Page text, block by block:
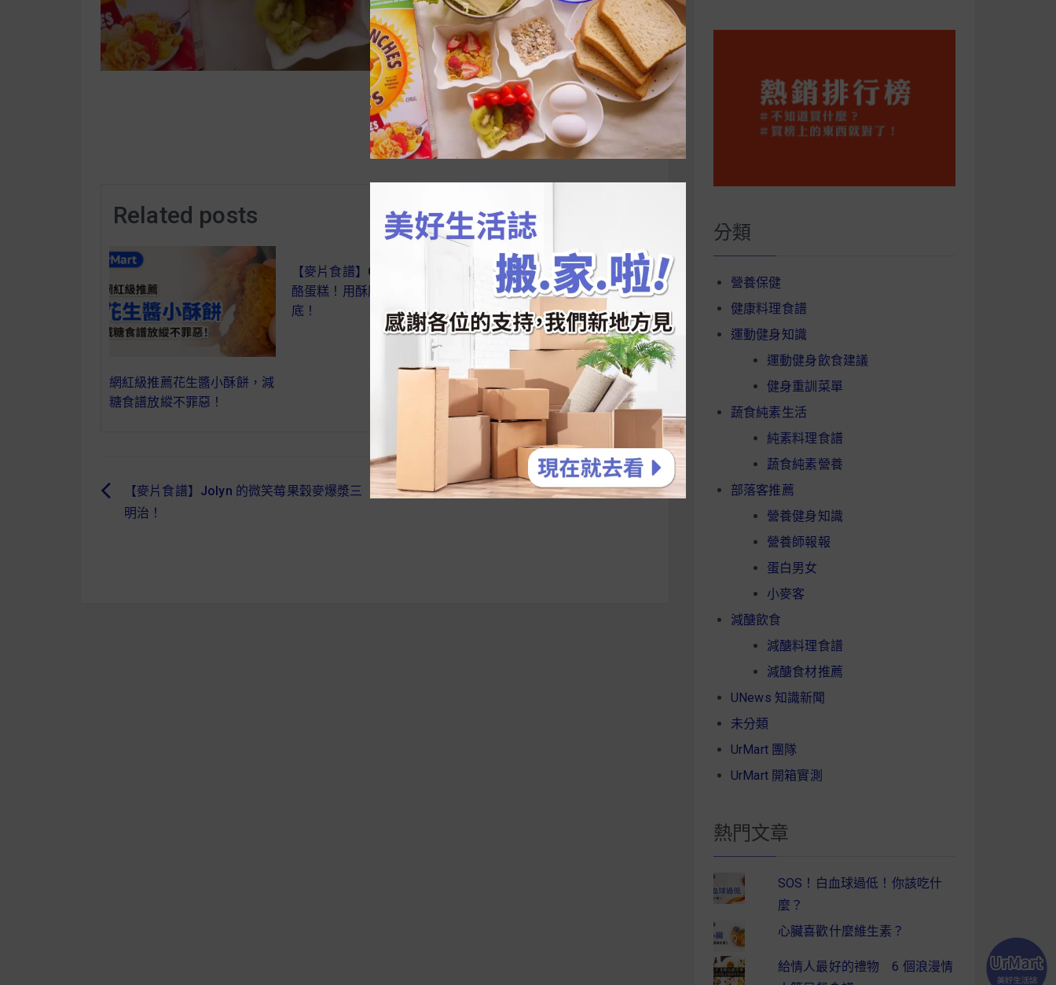
Related posts
網紅級推薦花生醬小酥餅，減
糖食譜放縱不罪惡！
【麥片食譜】CP值超高生乳
酪蛋糕！用酥脆麥片做餅乾
底！
女孩們的死忠回購品來啦！
『 莓果類 』麥片熱銷排行榜
文
【麥片食譜】Jolyn 的微笑莓果穀麥爆漿三
明治！
分類
營養保健
健康料理食譜
運動健身知識
運動健身飲食建議
健身重訓菜單
蔬食純素生活
純素料理食譜
蔬食純素營養
部落客推薦
營養健身知識
營養師報報
蛋白男女
小麥客
減醣飲食
減醣料理食譜
減醣食材推薦
UNews 知識新聞
未分類
UrMart 團隊
UrMart 開箱實測
熱門文章
SOS！白血球過低！你該吃什
麼？
心臟喜歡什麼維生素？
給情人最好的禮物 6 個浪漫情